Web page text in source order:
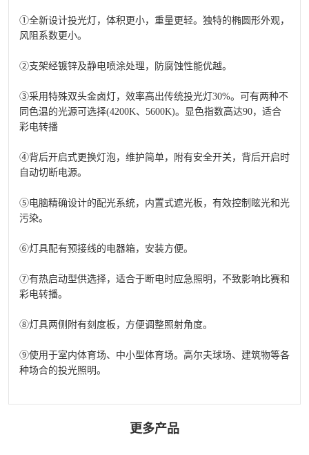
①全新设计投光灯，体积更小，重量更轻。独特的椭圆形外观，
风阻系数更小。
②支架经镀锌及静电喷涂处理，防腐蚀性能优越。
③采用特殊双头金卤灯，效率高出传统投光灯30%。可有两种不
同色温的光源可选择(4200K、5600K)。显色指数高达90，适合
彩电转播
④背后开启式更换灯泡，维护简单，附有安全开关，背后开启时
自动切断电源。
⑤电脑精确设计的配光系统，内置式遮光板，有效控制眩光和光
污染。
⑥灯具配有预接线的电器箱，安装方便。
⑦有热启动型供选择，适合于断电时应急照明，不致影响比赛和
彩电转播。
⑧灯具两侧附有刻度板，方便调整照射角度。
⑨使用于室内体育场、中小型体育场。高尔夫球场、建筑物等各
种场合的投光照明。
更多产品